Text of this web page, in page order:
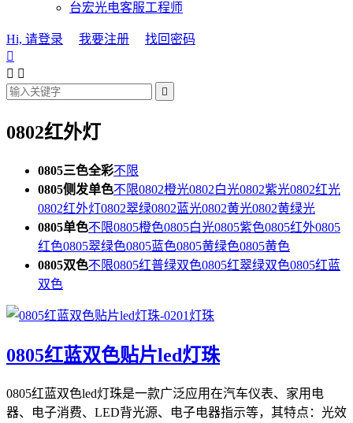
台宏光电客服工程师
Hi, 请登录 我要注册
找回密码

 

0802红外灯
0805三色全彩不限
0805侧发单色不限0802橙光0802白光0802紫光0802红光
0802红外灯0802翠绿0802蓝光0802黄光0802黄绿光
0805单色不限0805橙色0805白光0805紫色0805红外0805
红色0805翠绿色0805蓝色0805黄绿色0805黄色
0805双色不限0805红普绿双色0805红翠绿双色0805红蓝
双色
0805红蓝双色贴片led灯珠
0805红蓝双色led灯珠是一款广泛应用在汽车仪表、家用电
器、电子消费、LED背光源、电子电器指示等，其特点：光效